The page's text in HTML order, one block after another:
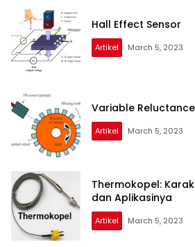
Hall Effect Sensor
Artikel March 5, 2023
Variable
Artikel March 5, 2023
Thermokopel:
dan Aplikasinya
Artikel March 5, 2023